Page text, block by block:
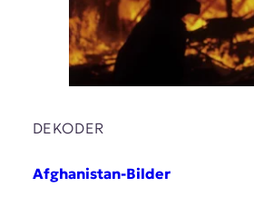
DEKODER
Afghanistan-Bilder